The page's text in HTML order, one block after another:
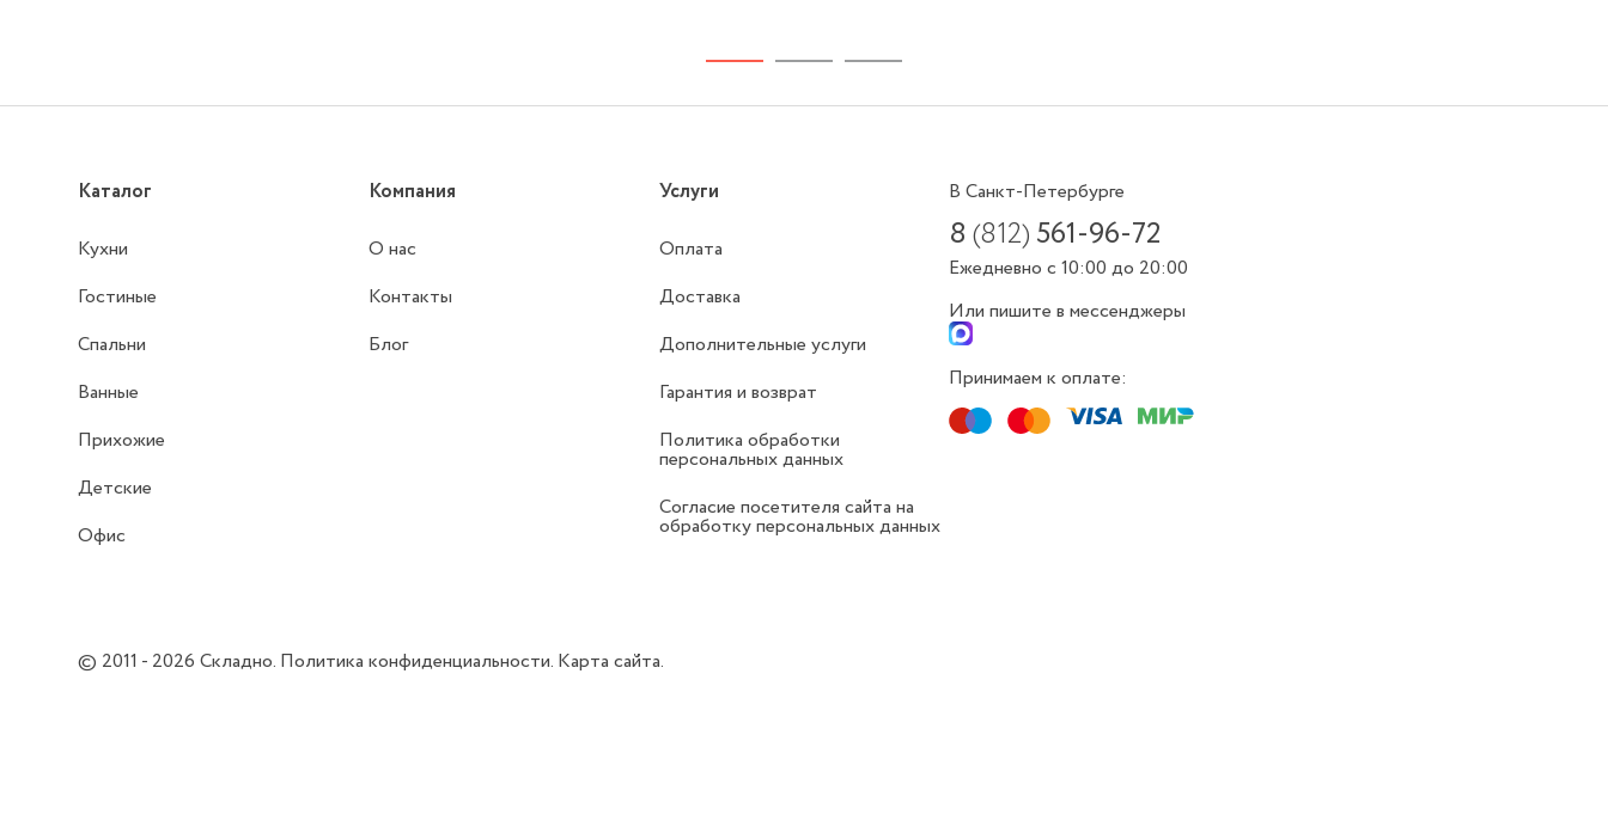
Каталог
Кухни
Гостиные
Спальни
Ванные
Прихожие
Детские
Офис
Компания
О нас
Контакты
Блог
Услуги
Оплата
Доставка
Дополнительные услуги
Гарантия и возврат
Политика обработки
персональных данных
Согласие посетителя сайта на
обработку персональных данных
В Санкт-Петербурге
8(812) 561-96-72
Ежедневно с 10:00 до 20:00
Или пишите в мессенджеры
Принимаем к оплате:
© 2011 - 2026Складно. Политика конфиденциальности. Карта сайта.